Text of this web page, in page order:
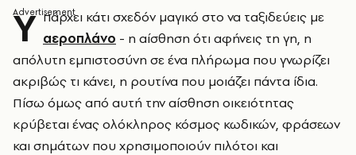
Υ πάρχει κάτι σχεδόν μαγικό στο να ταξιδεύεις με
αεροπλάνο - η αίσθηση ότι αφήνεις τη γη, η
απόλυτη εμπιστοσύνη σε ένα πλήρωμα που γνωρίζει
ακριβώς τι κάνει, η ρουτίνα που μοιάζει πάντα ίδια.
Πίσω όμως από αυτή την αίσθηση οικειότητας
κρύβεται ένας ολόκληρος κόσμος κωδικών, φράσεων
και σημάτων που χρησιμοποιούν πιλότοι και